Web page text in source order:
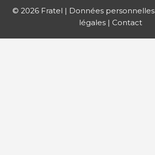
© 2026 Fratel | Données personnelles
légales | Contact